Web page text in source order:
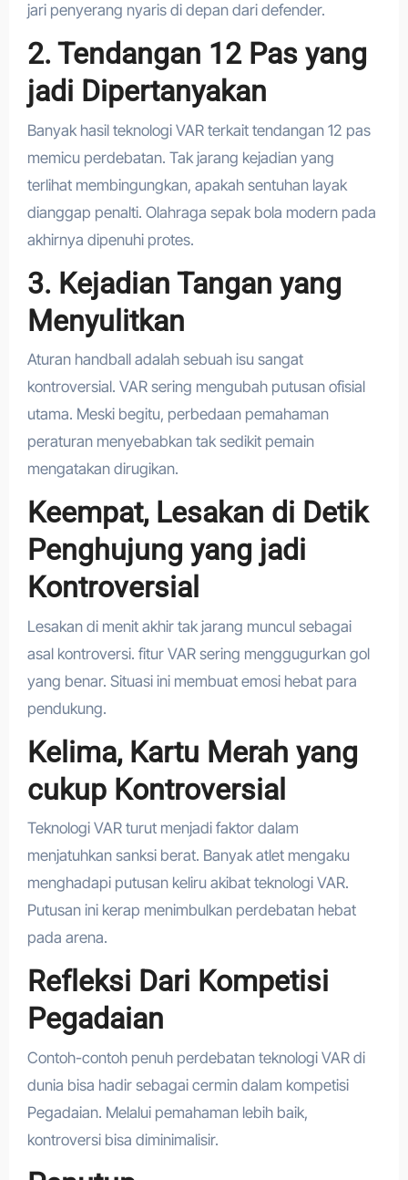
jari penyerang nyaris di depan dari defender.
2. Tendangan 12 Pas yang
jadi Dipertanyakan
Banyak hasil teknologi VAR terkait tendangan 12 pas
memicu perdebatan. Tak jarang kejadian yang
terlihat membingungkan, apakah sentuhan layak
dianggap penalti. Olahraga sepak bola modern pada
akhirnya dipenuhi protes.
3. Kejadian Tangan yang
Menyulitkan
Aturan handball adalah sebuah isu sangat
kontroversial. VAR sering mengubah putusan ofisial
utama. Meski begitu, perbedaan pemahaman
peraturan menyebabkan tak sedikit pemain
mengatakan dirugikan.
Keempat, Lesakan di Detik
Penghujung yang jadi
Kontroversial
Lesakan di menit akhir tak jarang muncul sebagai
asal kontroversi. fitur VAR sering menggugurkan gol
yang benar. Situasi ini membuat emosi hebat para
pendukung.
Kelima, Kartu Merah yang
cukup Kontroversial
Teknologi VAR turut menjadi faktor dalam
menjatuhkan sanksi berat. Banyak atlet mengaku
menghadapi putusan keliru akibat teknologi VAR.
Putusan ini kerap menimbulkan perdebatan hebat
pada arena.
Refleksi Dari Kompetisi
Pegadaian
Contoh-contoh penuh perdebatan teknologi VAR di
dunia bisa hadir sebagai cermin dalam kompetisi
Pegadaian. Melalui pemahaman lebih baik,
kontroversi bisa diminimalisir.